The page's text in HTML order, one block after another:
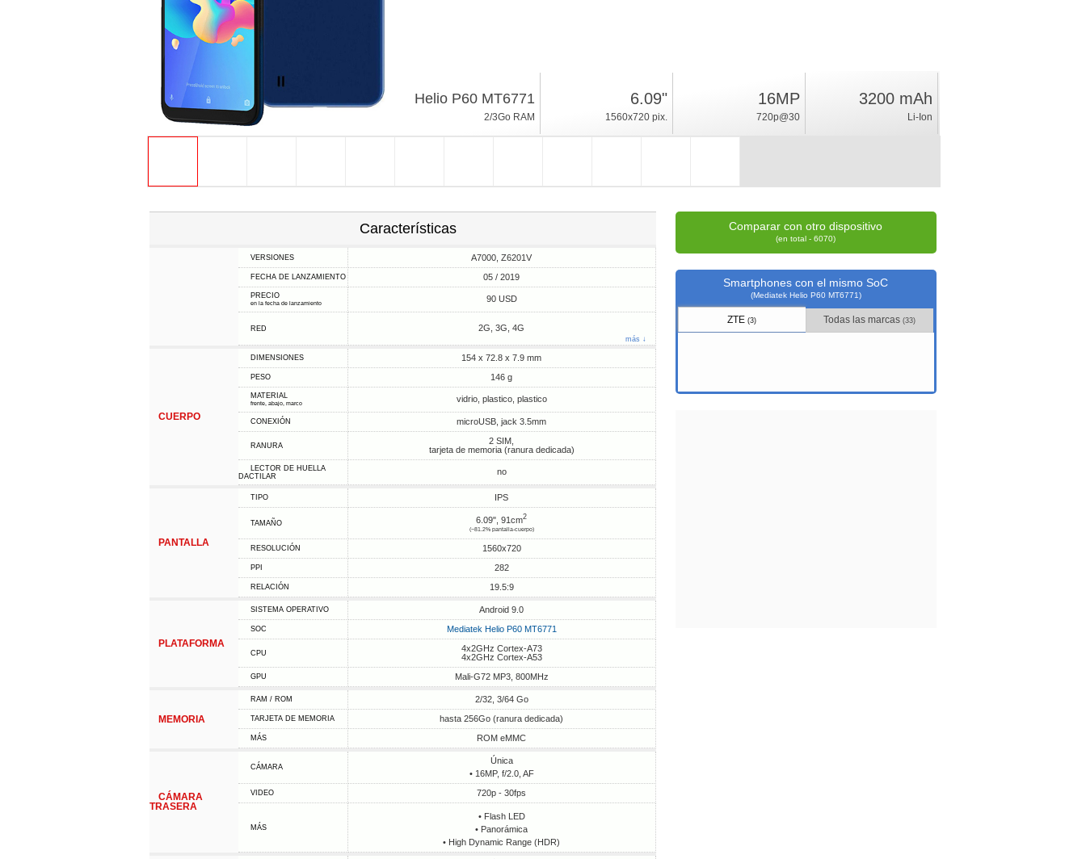
Helio P60 MT6771
2/3Go RAM
6.09"
1560x720 pix.
16MP
720p@30
3200 mAh
Li-Ion
Características
VERSIONES A7000, Z6201V
FECHA DE LANZAMIENTO 05 / 2019
PRECIO
en la fecha de lanzamiento 90 USD
RED 2G, 3G, 4G
más ↓
CUERPO
DIMENSIONES 154 x 72.8 x 7.9 mm
PESO 146 g
MATERIAL
frente, abajo, marco vidrio, plastico, plastico
CONEXIÓN microUSB, jack 3.5mm
RANURA
2 SIM,
tarjeta de memoria (ranura dedicada)
LECTOR DE HUELLA
DACTILAR
no
PANTALLA
TIPO IPS
TAMAÑO 6.09", 91cm2
(~81.2% pantalla-cuerpo)
RESOLUCIÓN 1560x720
PPI 282
RELACIÓN 19.5:9
PLATAFORMA
SISTEMA OPERATIVO Android 9.0
SOC Mediatek Helio P60 MT6771
CPU
4x2GHz Cortex-A73
4x2GHz Cortex-A53
GPU Mali-G72 MP3, 800MHz
MEMORIA
RAM / ROM 2/32, 3/64 Go
TARJETA DE MEMORIA hasta 256Go (ranura dedicada)
MÁS ROM eMMC
CÁMARA
TRASERA
CÁMARA
Única
• 16MP, f/2.0, AF
VIDEO 720p - 30fps
MÁS
• Flash LED
• Panorámica
• High Dynamic Range (HDR)
Comparar con otro dispositivo
(en total - 6070)
Smartphones con el mismo SoC
(Mediatek Helio P60 MT6771)
ZTE(3) Todas las marcas(33)